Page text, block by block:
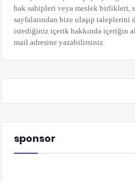
hak sahipleri veya meslek birlikleri,
sayfalarından bize ulaşıp taleplerini
istediğiniz içerik hakkında içeriğin
mail adresine yazabilirsiniz.
sponsor